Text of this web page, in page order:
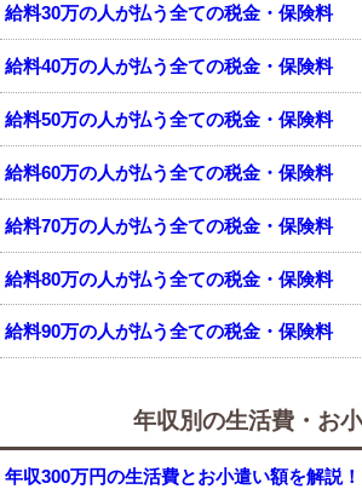
給料30万の人が払う全ての税金・保険料
給料40万の人が払う全ての税金・保険料
給料50万の人が払う全ての税金・保険料
給料60万の人が払う全ての税金・保険料
給料70万の人が払う全ての税金・保険料
給料80万の人が払う全ての税金・保険料
給料90万の人が払う全ての税金・保険料
年収別の生活費・お
年収300万円の生活費とお小遣い額を解説！